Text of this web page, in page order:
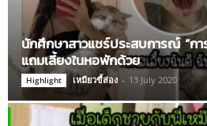
นักศึกษาสาวแชร์ประสบการณ์ “กา
แถมเลี้ยงในหอพักด้วย
Highlight เหมียวขี้ส่อง - 13 July 2020